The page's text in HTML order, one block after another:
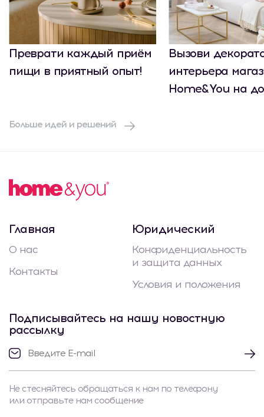
Преврати каждый приём
пищи в приятный опыт!
Вызови
интерьера
Home&You на
Больше идей и решений
Главная
О нас
Контакты
Юридический
Конфиденциальность
и защита данных
Условия и положения
Подписывайтесь на нашу новостную
рассылку
Не стесняйтесь обращаться к нам по телефону
или отправьте нам сообщение